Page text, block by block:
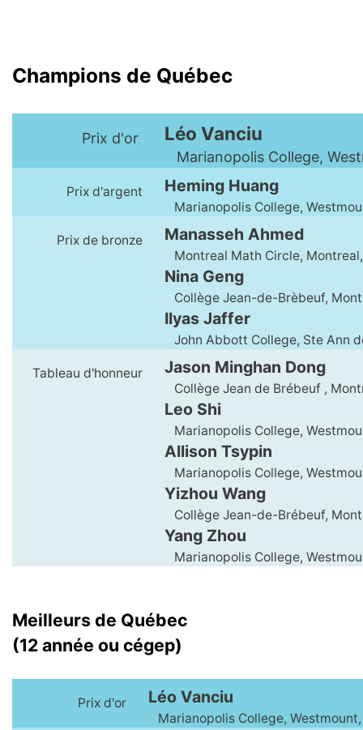
Champions de Québec
Prix d'or Léo Vanciu
Marianopolis College,
Prix d'argent Heming Huang
Marianopolis College,
Prix de bronze Manasseh Ahmed
Montreal Math Circle,
Nina Geng
Collège Jean-de-Brèbeuf,
Ilyas Jaffer
John Abbott College, Ste Ann
Tableau d'honneur Jason Minghan Dong
Collège Jean de Brébeuf ,
Leo Shi
Marianopolis College,
Allison Tsypin
Marianopolis College,
Yizhou Wang
Collège Jean-de-Brébeuf,
Yang Zhou
Marianopolis College,
Meilleurs de Québec
(12 année ou cégep)
Prix d'or Léo Vanciu
Marianopolis College, Westmount,